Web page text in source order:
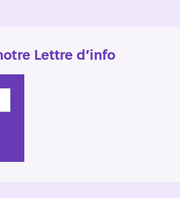
Lettre d’info